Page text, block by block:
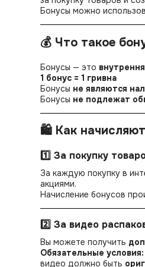
Бонусы можно
💰 Что такое
Бонусы — это
1 бонус = 1 гривна
Бонусы не являются
Бонусы не подлежат
🛍 Как
1️⃣ За покупку
За каждую покупку в
акциями.
Начисление бонусов
2️⃣ За видео
Вы можете получить
Обязательные условия:
видео должно быть